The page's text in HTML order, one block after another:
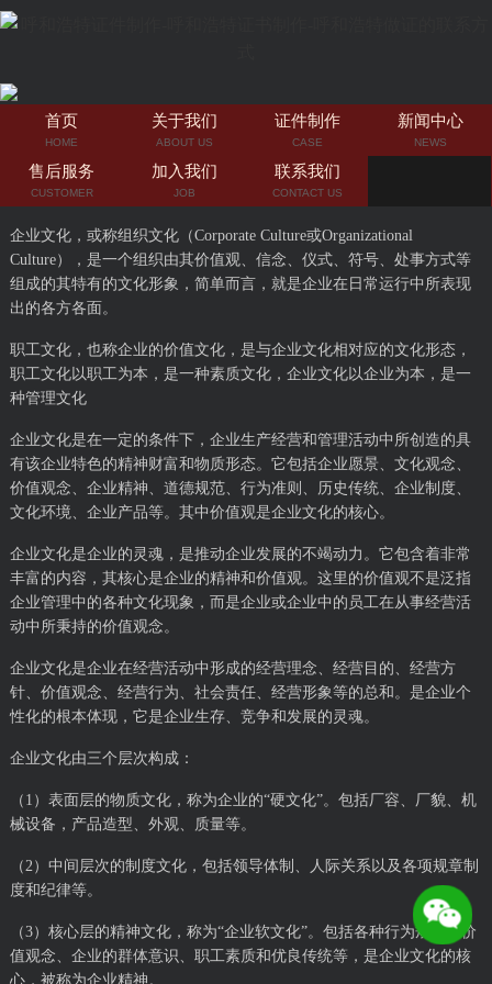
首页
HOME
关于我们
ABOUT US
证件制作
CASE
新闻中心
NEWS
售后服务
CUSTOMER
加入我们
JOB
联系我们
CONTACT US
企业文化，或称组织文化（Corporate Culture或Organizational
Culture），是一个组织由其价值观、信念、仪式、符号、处事方式等
组成的其特有的文化形象，简单而言，就是企业在日常运行中所表现
出的各方各面。
职工文化，也称企业的价值文化，是与企业文化相对应的文化形态，
职工文化以职工为本，是一种素质文化，企业文化以企业为本，是一
种管理文化
企业文化是在一定的条件下，企业生产经营和管理活动中所创造的具
有该企业特色的精神财富和物质形态。它包括企业愿景、文化观念、
价值观念、企业精神、道德规范、行为准则、历史传统、企业制度、
文化环境、企业产品等。其中价值观是企业文化的核心。
企业文化是企业的灵魂，是推动企业发展的不竭动力。它包含着非常
丰富的内容，其核心是企业的精神和价值观。这里的价值观不是泛指
企业管理中的各种文化现象，而是企业或企业中的员工在从事经营活
动中所秉持的价值观念。
企业文化是企业在经营活动中形成的经营理念、经营目的、经营方
针、价值观念、经营行为、社会责任、经营形象等的总和。是企业个
性化的根本体现，它是企业生存、竞争和发展的灵魂。
企业文化由三个层次构成：
（1）表面层的物质文化，称为企业的“硬文化”。包括厂容、厂貌、机
械设备，产品造型、外观、质量等。
（2）中间层次的制度文化，包括领导体制、人际关系以及各项规章制
度和纪律等。
（3）核心层的精神文化，称为“企业软文化”。包括各种行为规范、价
值观念、企业的群体意识、职工素质和优良传统等，是企业文化的核
心，被称为企业精神。